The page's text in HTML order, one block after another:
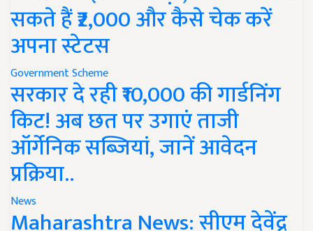
सकते हैं ₹2,000 और कैसे चेक करें
अपना स्टेटस
Government Scheme
सरकार दे रही ₹10,000 की गार्डनिंग
किट! अब छत पर उगाएं ताजी
ऑर्गेनिक सब्जियां, जानें आवेदन
प्रक्रिया..
News
Maharashtra News: सीएम देवेंद्र